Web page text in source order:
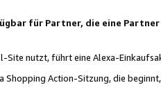
für Partner, die eine
Site nutzt, führt eine Alexa-
Action-Sitzung, die